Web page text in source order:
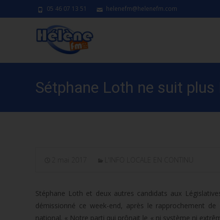
05 46 07 13 51 helenefm@helenefm.com
Sétphane Loth ne suit
Stéphane Loth et deux autres candidats aux
démissionné ce week-end, après le rapprochement
national. « Notre parti qui prônait le « ni système ni